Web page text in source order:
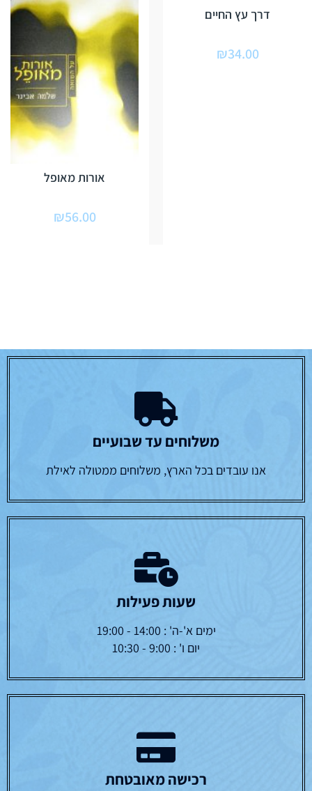
דרך עץ החיים
₪34.00
אורות מאופל
₪56.00
משלוחים עד שבועיים
אנו עובדים בכל הארץ, משלוחים ממטולה לאילת
שעות פעילות
ימים א'-ה' : 14:00 - 19:00
יום ו' : 9:00 - 10:30
רכישה מאובטחת